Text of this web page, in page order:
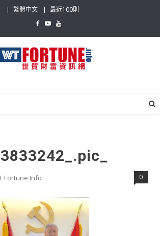
繁體中文 最近100則
Fortune Info 0